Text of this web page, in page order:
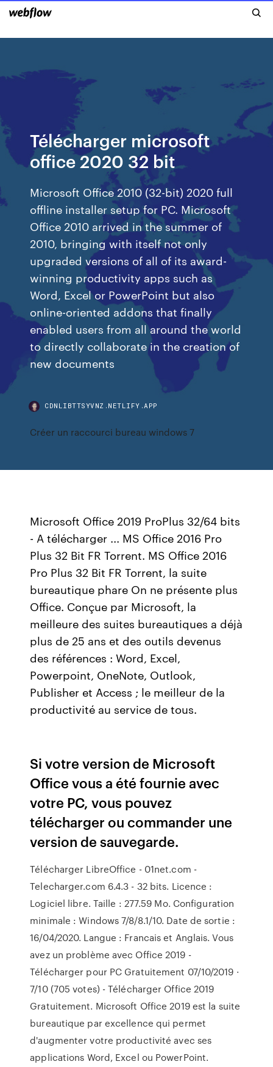
Télécharger microsoft
office 2020 32 bit
Microsoft Office 2010 (32-bit) 2020 full
offline installer setup for PC. Microsoft
Office 2010 arrived in the summer of
2010, bringing with itself not only
upgraded versions of all of its award-
winning productivity apps such as
Word, Excel or PowerPoint but also
online-oriented addons that finally
enabled users from all around the world
to directly collaborate in the creation of
new documents
CDNLIBTTSYVNZ.NETLIFY.APP
Créer un raccourci bureau windows 7
Microsoft Office 2019 ProPlus 32/64 bits
- A télécharger ... MS Office 2016 Pro
Plus 32 Bit FR Torrent. MS Office 2016
Pro Plus 32 Bit FR Torrent, la suite
bureautique phare On ne présente plus
Office. Conçue par Microsoft, la
meilleure des suites bureautiques a déjà
plus de 25 ans et des outils devenus
des références : Word, Excel,
Powerpoint, OneNote, Outlook,
Publisher et Access ; le meilleur de la
productivité au service de tous.
Si votre version de Microsoft
Office vous a été fournie avec
votre PC, vous pouvez
télécharger ou commander une
version de sauvegarde.
Télécharger LibreOffice - 01net.com -
Telecharger.com 6.4.3 - 32 bits. Licence :
Logiciel libre. Taille : 277.59 Mo. Configuration
minimale : Windows 7/8/8.1/10. Date de sortie :
16/04/2020. Langue : Francais et Anglais. Vous
avez un problème avec Office 2019 -
Télécharger pour PC Gratuitement 07/10/2019 ·
7/10 (705 votes) - Télécharger Office 2019
Gratuitement. Microsoft Office 2019 est la suite
bureautique par excellence qui permet
d'augmenter votre productivité avec ses
applications Word, Excel ou PowerPoint.